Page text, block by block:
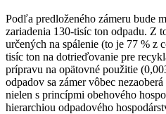
Podľa predloženého zámeru bude
zariadenia 130-tisíc ton odpadu. Z
určených na spálenie (to je 77 % z
tisíc ton na dotrieďovanie pre
prípravu na opätovné použitie
odpadov sa zámer vôbec
nielen s princípmi obehového
hierarchiou odpadového